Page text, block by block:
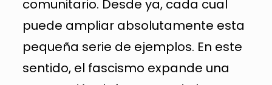
comunitario. Desde ya, cada cual
puede ampliar absolutamente esta
pequeña serie de ejemplos. En este
sentido, el fascismo expande una